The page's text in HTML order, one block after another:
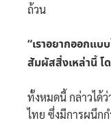
ถ้วน
“เราอยากออกแบ
สัมผัสสิ่งเหล่านี้ โ
ทั้งหมดนี้ กล่าวได้
ไทย ซึ่งมีการผนึก